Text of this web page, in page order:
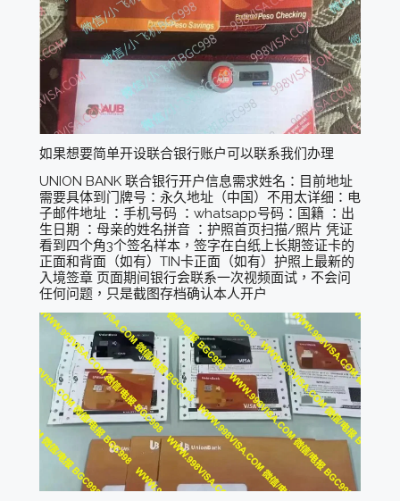
如果想要简单开设联合银行账户可以联系我们办理
UNION BANK 联合银行开户信息需求姓名：目前地址
需要具体到门牌号：永久地址（中国）不用太详细：电
子邮件地址 ：手机号码 ：whatsapp号码：国籍 ：出
生日期 ：母亲的姓名拼音 ：护照首页扫描/照片 凭证
看到四个角3个签名样本，签字在白纸上长期签证卡的
正面和背面（如有）TIN卡正面（如有）护照上最新的
入境签章 页面期间银行会联系一次视频面试，不会问
任何问题，只是截图存档确认本人开户